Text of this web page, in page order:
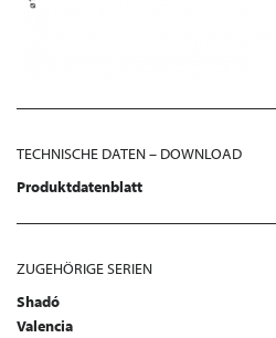
TECHNISCHE DATEN – DOWNLOAD
Produktdatenblatt
ZUGEHÖRIGE SERIEN
Shadó
Valencia